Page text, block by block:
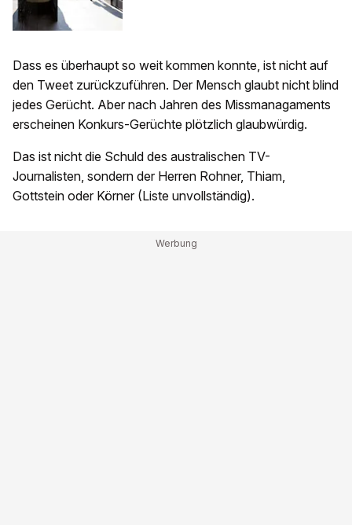
Dass es überhaupt so weit kommen konnte, ist nicht auf
den Tweet zurückzuführen. Der Mensch glaubt nicht blind
jedes Gerücht. Aber nach Jahren des Missmanagaments
erscheinen Konkurs-Gerüchte plötzlich glaubwürdig.
Das ist nicht die Schuld des australischen TV-
Journalisten, sondern der Herren Rohner, Thiam,
Gottstein oder Körner (Liste unvollständig).